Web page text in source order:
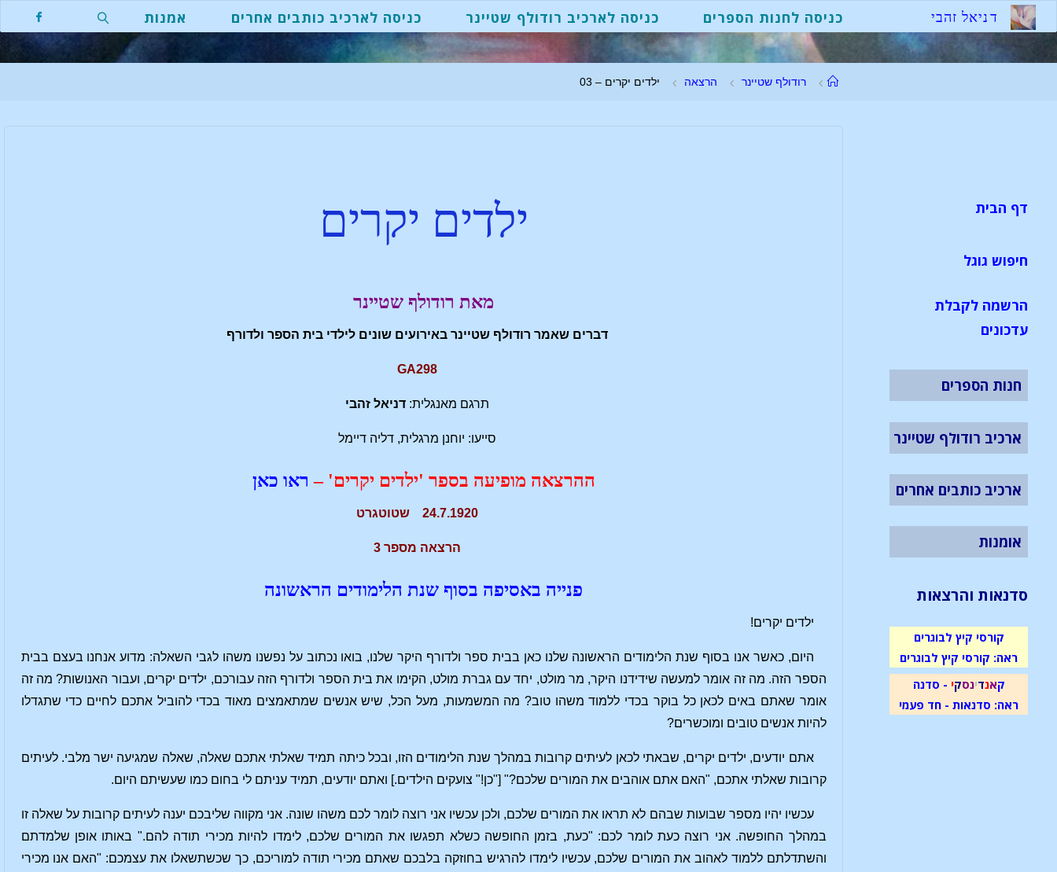
דניאל זהבי כניסה לחנות הספרים כניסה לארכיב רודולף שטיינר כניסה לארכיב כותבים אחרים אמנות
רודולף שטיינר הרצאה ילדים יקרים – 03
ילדים יקרים
מאת רודולף שטיינר
דברים שאמר רודולף שטיינר באירועים שונים לילדי בית הספר ולדורף
GA298
תרגם מאנגלית: דניאל זהבי
סייעו: יוחנן מרגלית, דליה דיימל
ההרצאה מופיעה בספר 'ילדים יקרים' – ראו כאן
24.7.1920 שטוטגרט
הרצאה מספר 3
פנייה באסיפה בסוף שנת הלימודים הראשונה
ילדים יקרים!
היום, כאשר אנו בסוף שנת הלימודים הראשונה שלנו כאן בבית ספר ולדורף היקר שלנו, בואו נכתוב על נפשנו משהו לגבי השאלה: מדוע אנחנו בעצם בבית
הספר הזה. מה זה אומר למעשה שידידנו היקר, מר מולט, יחד עם גברת מולט, הקימו את בית הספר ולדורף הזה עבורכם, ילדים יקרים, ועבור האנושות? מה זה
אומר שאתם באים לכאן כל בוקר בכדי ללמוד משהו טוב? מה המשמעות, מעל הכל, שיש אנשים שמתאמצים מאוד בכדי להוביל אתכם לחיים כדי שתגדלו
להיות אנשים טובים ומוכשרים?
אתם יודעים, ילדים יקרים, שבאתי לכאן לעיתים קרובות במהלך שנת הלימודים הזו, ובכל כיתה תמיד שאלתי אתכם שאלה, שאלה שמגיעה ישר מלבי. לעיתים
קרובות שאלתי אתכם, "האם אתם אוהבים את המורים שלכם?" ["כן!" צועקים הילדים.] ואתם יודעים, תמיד עניתם לי בחום כמו שעשיתם היום.
עכשיו יהיו מספר שבועות שבהם לא תראו את המורים שלכם, ולכן עכשיו אני רוצה לומר לכם משהו שונה. אני מקווה שליבכם יענה לעיתים קרובות על שאלה זו
במהלך החופשה. אני רוצה כעת לומר לכם: "כעת, בזמן החופשה כשלא תפגשו את המורים שלכם, לימדו להיות מכירי תודה להם." באותו אופן שלמדתם
והשתדלתם ללמוד לאהוב את המורים שלכם, עכשיו לימדו להרגיש בחוזקה בלבכם שאתם מכירי תודה למוריכם, כך שכשתשאלו את עצמכם: "האם אנו מכירי
דף הבית
חיפוש גוגל
הרשמה לקבלת
עדכונים
חנות הספרים
ארכיב רודולף שטיינר
ארכיב כותבים אחרים
אומנות
סדנאות והרצאות
קורסי קיץ לבוגרים
ראה: קורסי קיץ לבוגרים
קאנדינסקי - סדנה
ראה: סדנאות - חד פעמי